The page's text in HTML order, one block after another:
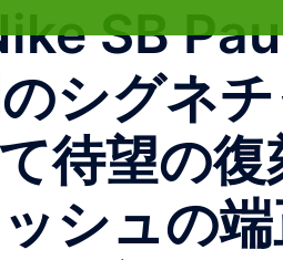
SB
シグネ
待望の
シュの